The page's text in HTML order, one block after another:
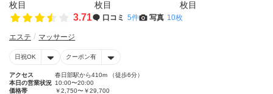
3.71 口コミ 5件 写真 10枚
エステ マッサージ
日祝OK クーポン有
アクセス
春日部駅から410m （徒歩6分）
本日の営業状況 10:00〜20:00
価格帯
￥2,750〜￥29,700